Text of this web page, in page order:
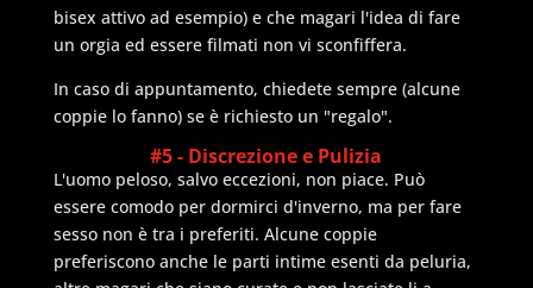
bisex attivo ad esempio) e che magari l'idea di fare
un orgia ed essere filmati non vi sconfiffera.
In caso di appuntamento, chiedete sempre (alcune
coppie lo fanno) se è richiesto un "regalo".
#5 - Discrezione e Pulizia
L'uomo peloso, salvo eccezioni, non piace. Può
essere comodo per dormirci d'inverno, ma per fare
sesso non è tra i preferiti. Alcune coppie
preferiscono anche le parti intime esenti da peluria,